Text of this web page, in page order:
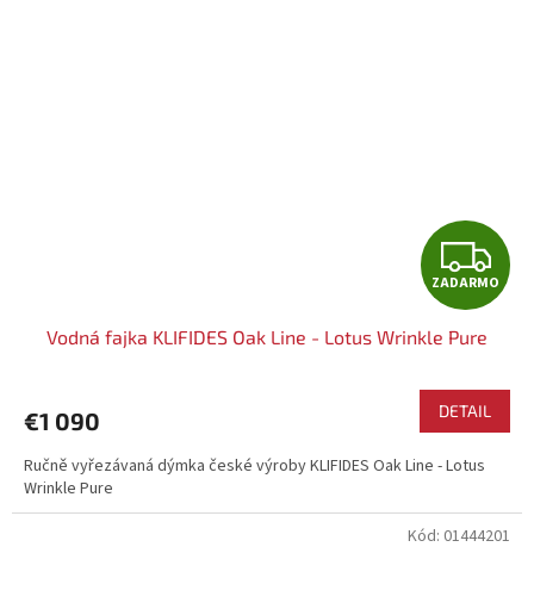
Z
A
A
M
O
ZADARMO
Vodná fajka KLIFIDES Oak Line - Lotus Wrinkle Pure
€1 090 DETAIL
Ručně vyřezávaná dýmka české výroby KLIFIDES Oak Line - Lotus
Wrinkle Pure
Kód: 01444201